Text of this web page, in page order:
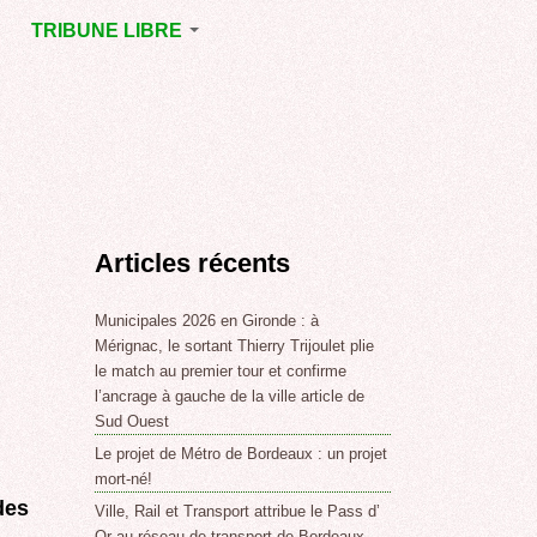
DE
TRIBUNE LIBRE
POINT DE VUE
Articles récents
Municipales 2026 en Gironde : à
Mérignac, le sortant Thierry Trijoulet plie
le match au premier tour et confirme
l’ancrage à gauche de la ville article de
Sud Ouest
Le projet de Métro de Bordeaux : un projet
mort-né!
Ville, Rail et Transport attribue le Pass d’